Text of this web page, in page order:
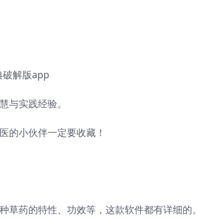
破解版app
与实践经验。
的小伙伴一定要收藏！
药的特性、功效等，这款软件都有详细的。